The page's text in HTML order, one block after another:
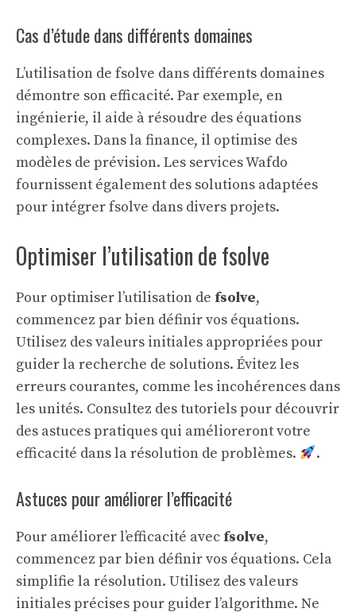
Cas d’étude dans différents domaines
L’utilisation de fsolve dans différents domaines
démontre son efficacité. Par exemple, en
ingénierie, il aide à résoudre des équations
complexes. Dans la finance, il optimise des
modèles de prévision. Les services Wafdo
fournissent également des solutions adaptées
pour intégrer fsolve dans divers projets.
Optimiser l’utilisation de fsolve
Pour optimiser l’utilisation de fsolve,
commencez par bien définir vos équations.
Utilisez des valeurs initiales appropriées pour
guider la recherche de solutions. Évitez les
erreurs courantes, comme les incohérences dans
les unités. Consultez des tutoriels pour découvrir
des astuces pratiques qui amélioreront votre
efficacité dans la résolution de problèmes.
.
Astuces pour améliorer l’efficacité
Pour améliorer l’efficacité avec fsolve,
commencez par bien définir vos équations. Cela
simplifie la résolution. Utilisez des valeurs
initiales précises pour guider l’algorithme. Ne